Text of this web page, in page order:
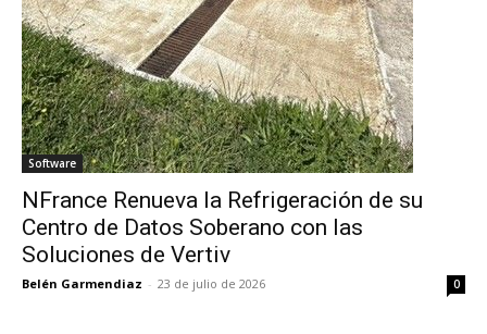
Software
NFrance Renueva la Refrigeración de su
Centro de Datos Soberano con las
Soluciones de Vertiv
Belén Garmendiaz - 23 de julio de 2026 0